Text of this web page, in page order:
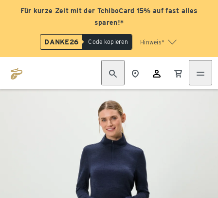
Für kurze Zeit mit der TchiboCard 15% auf fast alles
sparen!*
DANKE26 Code kopieren Hinweis*